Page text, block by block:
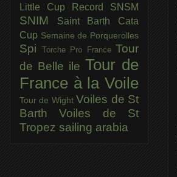
Little Cup Record SNSM
SNIM
Saint Barth Cata
Cup Semaine de Porquerolles
Spi Torche Pro France Tour
de Belle ile Tour de
France à la Voile
Tour de Wight Voiles de St
BarthVoiles de St
Tropez sailing arabia